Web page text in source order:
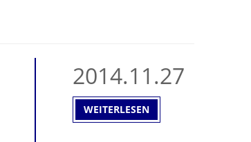
2014.11.27
WEITERLESEN